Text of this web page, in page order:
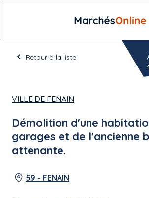
Retour à la liste
VILLE DE FENAIN
Démolition d'une
garages et de l'ancienne
attenante.
59 - FENAIN